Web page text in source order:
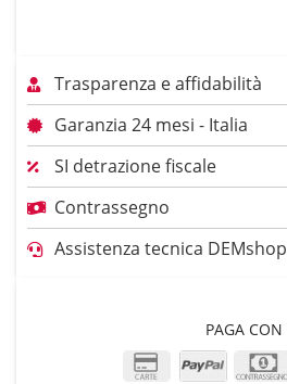
Trasparenza e affidabilità
Garanzia 24 mesi - Italia
SI detrazione fiscale
Contrassegno
Assistenza tecnica DEMshop
PAGA CON